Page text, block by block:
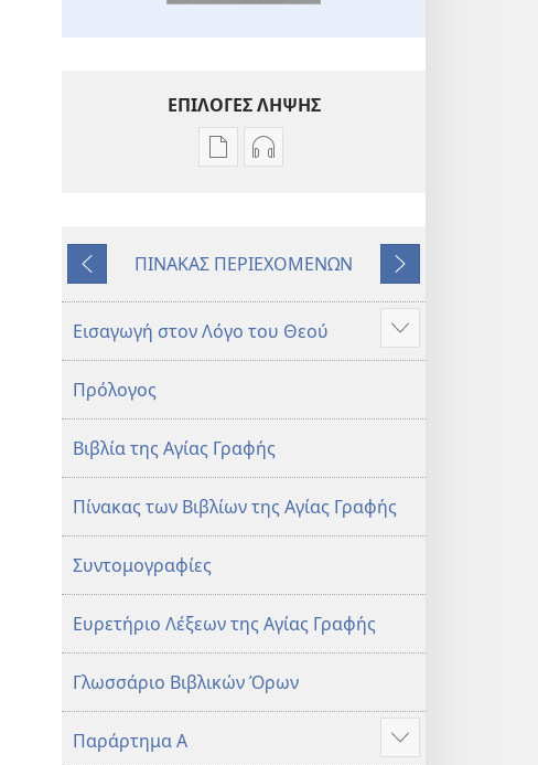
ΕΠΙΛΟΓΕΣ ΛΗΨΗΣ
Επιλογές
Αγία
—
Μετάφραση
(Αναθεώρηση
2017)
Επιλογές
Αγία
Μετάφραση
(Αναθεώρηση
2017)
Προηγούμενο
ΠΙΝΑΚΑΣ ΠΕΡΙΕΧΟΜΕΝΩΝ
Επόμενο
Εισαγωγή στον Λόγο του Θεού
Προβολή
περισσότερων
Πρόλογος
Βιβλία της Αγίας Γραφής
Πίνακας των Βιβλίων της Αγίας Γραφής
Συντομογραφίες
Ευρετήριο Λέξεων της Αγίας Γραφής
Γλωσσάριο Βιβλικών Όρων
Παράρτημα Α
Προβολή